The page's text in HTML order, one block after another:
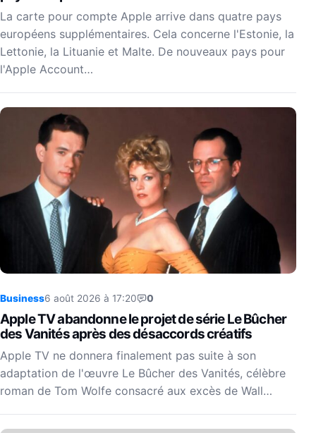
La carte pour compte Apple arrive dans quatre pays
européens supplémentaires. Cela concerne l'Estonie, la
Lettonie, la Lituanie et Malte. De nouveaux pays pour
l'Apple Account…
Business6 août 2026 à 17:20 0
Apple TV abandonne le projet de série Le Bûcher
des Vanités après des désaccords créatifs
Apple TV ne donnera finalement pas suite à son
adaptation de l'œuvre Le Bûcher des Vanités, célèbre
roman de Tom Wolfe consacré aux excès de Wall…